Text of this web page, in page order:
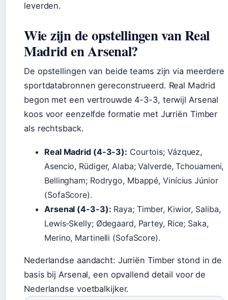
leverden.
Wie zijn de opstellingen van Real
Madrid en Arsenal?
De opstellingen van beide teams zijn via meerdere
sportdatabronnen gereconstrueerd. Real Madrid
begon met een vertrouwde 4-3-3, terwijl Arsenal
koos voor eenzelfde formatie met Jurriën Timber
als rechtsback.
Real Madrid (4-3-3): Courtois; Vázquez,
Asencio, Rüdiger, Alaba; Valverde, Tchouameni,
Bellingham; Rodrygo, Mbappé, Vinícius Júnior
(SofaScore).
Arsenal (4-3-3): Raya; Timber, Kiwior, Saliba,
Lewis‑Skelly; Ødegaard, Partey, Rice; Saka,
Merino, Martinelli (SofaScore).
Nederlandse aandacht: Jurriën Timber stond in de
basis bij Arsenal, een opvallend detail voor de
Nederlandse voetbalkijker.